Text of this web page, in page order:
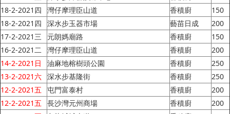
18-2-2021四
灣仔摩理臣山道 香積廚
150
18-2-2021四
深水步玉器市場 藝苗日成
200
17-2-2021三
元朗媽廟路 香積廚
150
16-2-2021二
灣仔摩理臣山道 香積廚
200
14-2-2021日
油麻地榕樹頭公園 香積廚
250
13-2-2021六 深水步基隆街 香積廚
250
12-2-2021五
屯門富泰村 香積廚
200
12-2-2021五
長沙灣元州商場 香積廚
200